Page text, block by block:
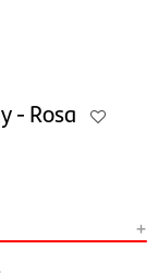
- Rosa
+